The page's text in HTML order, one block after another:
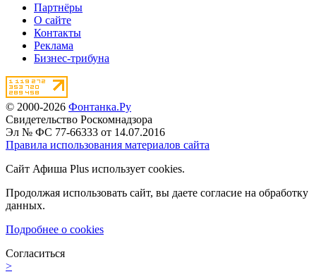
Партнёры
О сайте
Контакты
Реклама
Бизнес-трибуна
© 2000-2026 Фонтанка.Ру
Свидетельство Роскомнадзора
Эл № ФС 77-66333 от 14.07.2016
Правила использования материалов сайта
Сайт Афиша Plus использует cookies.
Продолжая использовать сайт, вы даете согласие на обработку
данных.
Подробнее о cookies
Согласиться
>